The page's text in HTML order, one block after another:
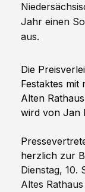
Jahr einen
aus.
Die
Festaktes mit
Alten
wird von Jan
herzlich zur
Dienstag, 10.
Altes Rathaus